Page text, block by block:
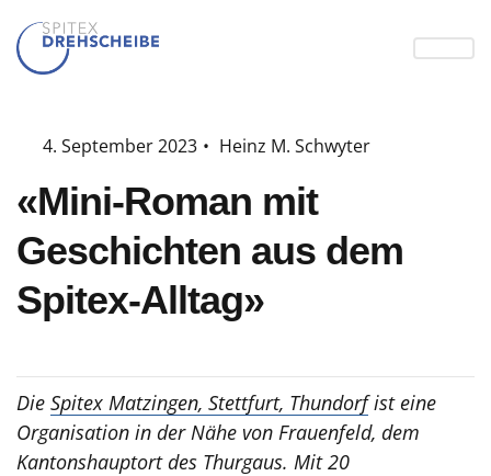
4. September 2023 • Heinz M. Schwyter
«Mini-Roman mit
Geschichten aus dem
Spitex-Alltag»
Die Spitex Matzingen, Stettfurt, Thundorfist eine
Organisation in der Nähe von Frauenfeld, dem
Kantonshauptort des Thurgaus. Mit 20